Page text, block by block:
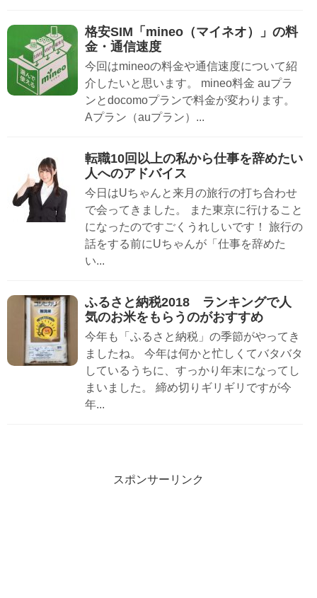
格安SIM「mineo（マイネオ）」の料
金・通信速度
今回はmineoの料金や通信速度について紹
介したいと思います。 mineo料金 auプラ
ンとdocomoプランで料金が変わります。
Aプラン（auプラン）...
転職10回以上の私から仕事を辞めたい
人へのアドバイス
今日はUちゃんと来月の旅行の打ち合わせ
で会ってきました。 また東京に行けること
になったのですごくうれしいです！ 旅行の
話をする前にUちゃんが「仕事を辞めた
い...
ふるさと納税2018 ランキングで人
気のお米をもらうのがおすすめ
今年も「ふるさと納税」の季節がやってき
ましたね。 今年は何かと忙しくてバタバタ
しているうちに、すっかり年末になってし
まいました。 締め切りギリギリですが今
年...
スポンサーリンク